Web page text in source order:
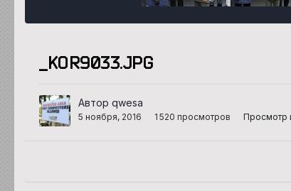
_KOR9033.JPG
Автор qwesa
5 ноября, 2016 1 520 просмотров Просмотр